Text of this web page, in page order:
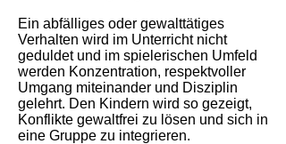
Ein abfälliges oder gewalttätiges
Verhalten wird im Unterricht nicht
geduldet und im spielerischen Umfeld
werden Konzentration, respektvoller
Umgang miteinander und Disziplin
gelehrt. Den Kindern wird so gezeigt,
Konflikte gewaltfrei zu lösen und sich in
eine Gruppe zu integrieren.